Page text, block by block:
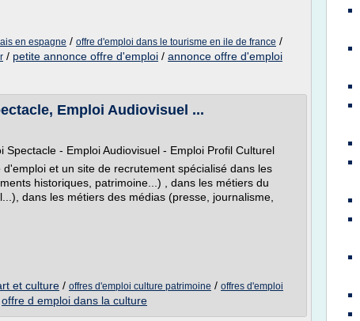
en espagne / offre d'emploi dans le tourisme en ile de france /
/ petite annonce offre d'emploi / annonce offre d'emploi
Emploi Audiovisuel ...
- Emploi Audiovisuel - Emploi Profil Culturel
et un site de recrutement spécialisé dans les
historiques, patrimoine...) , dans les métiers du
dans les métiers des médias (presse, journalisme,
et culture / offres d'emploi culture patrimoine / offres d'emploi
offre d emploi dans la culture